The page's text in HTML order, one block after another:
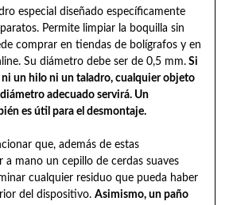
especial diseñado específicamente
Permite limpiar la boquilla sin
comprar en tiendas de bolígrafos y en
Su diámetro debe ser de 0,5 mm.Si
ni un hilo ni un taladro, cualquier objeto
adecuado servirá. Un
es útil para el desmontaje.
que, además de estas
a mano un cepillo de cerdas suaves
cualquier residuo que pueda haber
del dispositivo. Asimismo, un paño